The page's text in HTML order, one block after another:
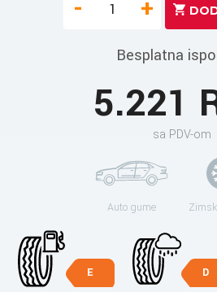
- +
Besplatna
5.221
sa PDV-om
Auto gume
E D